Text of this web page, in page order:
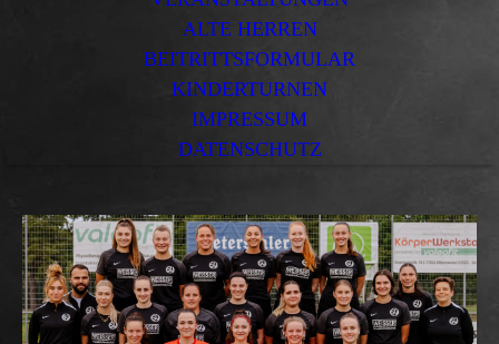
ALTE HERREN
BEITRITTSFORMULAR
KINDERTURNEN
IMPRESSUM
DATENSCHUTZ